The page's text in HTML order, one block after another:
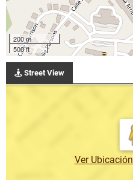
200 m
500 ft
Street View
Ver Ubicación